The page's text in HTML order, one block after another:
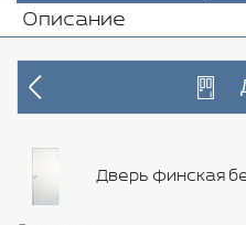
Описание
Дверь финская